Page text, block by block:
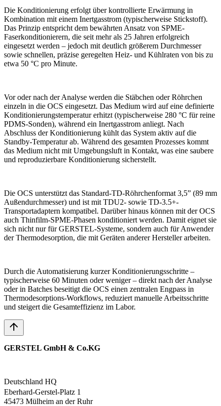
Die Konditionierung erfolgt über kontrollierte Erwärmung in
Kombination mit einem Inertgasstrom (typischerweise Stickstoff).
Das Prinzip entspricht dem bewährten Ansatz von SPME-
Faserkonditionierern, die seit mehr als 25 Jahren erfolgreich
eingesetzt werden – jedoch mit deutlich größerem Durchmesser
sowie schnellen, präzise geregelten Heiz- und Kühlraten von bis zu
etwa 50 °C pro Minute.
Vor oder nach der Analyse werden die Stäbchen oder Röhrchen
einzeln in die OCS eingesetzt. Das Medium wird auf eine definierte
Konditionierungstemperatur erhitzt (typischerweise 280 °C für reine
PDMS-Sonden), während ein Inertgasstrom anliegt. Nach
Abschluss der Konditionierung kühlt das System aktiv auf die
Standby-Temperatur ab. Während des gesamten Prozesses kommt
das Medium nicht mit Umgebungsluft in Kontakt, was eine saubere
und reproduzierbare Konditionierung sicherstellt.
Die OCS unterstützt das Standard-TD-Röhrchenformat 3,5” (89 mm
Außendurchmesser) und ist mit TDU2- sowie TD-3.5+-
Transportadaptern kompatibel. Darüber hinaus können mit der OCS
auch Thinfilm-SPME-Phasen konditioniert werden. Damit eignet sie
sich nicht nur für GERSTEL-Systeme, sondern auch für Anwender
der Thermodesorption, die mit Geräten anderer Hersteller arbeiten.
Durch die Automatisierung kurzer Konditionierungsschritte –
typischerweise 60 Minuten oder weniger – direkt nach der Analyse
oder in Batches beseitigt die OCS einen zentralen Engpass in
Thermodesorptions-Workflows, reduziert manuelle Arbeitsschritte
und steigert die Gesamteffizienz im Labor.
GERSTEL GmbH & Co.KG
Deutschland HQ
Eberhard-Gerstel-Platz 1
45473 Mülheim an der Ruhr